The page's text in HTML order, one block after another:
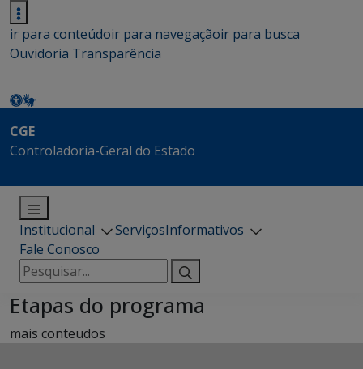
ir para conteúdoir para navegaçãoir para busca
Ouvidoria Transparência
CGE
Controladoria-Geral do Estado
Institucional ServiçosInformativos
Fale Conosco
Pesquisar
por:
Etapas do programa
mais conteudos